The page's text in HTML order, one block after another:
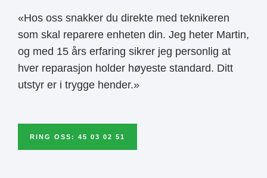
«Hos oss snakker du direkte med teknikeren
som skal reparere enheten din. Jeg heter Martin,
og med 15 års erfaring sikrer jeg personlig at
hver reparasjon holder høyeste standard. Ditt
utstyr er i trygge hender.»
RING OSS: 45 03 02 51